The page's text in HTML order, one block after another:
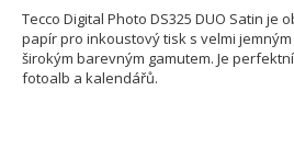
Tecco Digital Photo DS325 DUO Satin je
papír pro inkoustový tisk s velmi
širokým barevným gamutem. Je
fotoalb a kalendářů.